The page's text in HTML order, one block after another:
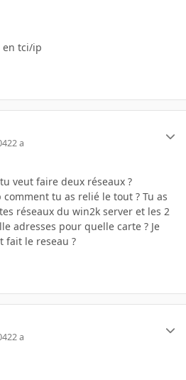
en tci/ip
22 a
veut faire deux réseaux ?
tu as relié le tout ? Tu as
réseaux du win2k server et les 2
adresses pour quelle carte ? Je
fait le reseau ?
22 a